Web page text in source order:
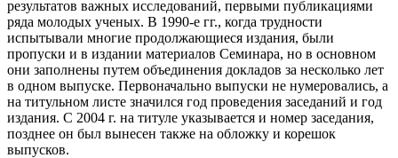
результатов важных исследований, первыми публикациями
ряда молодых ученых. В 1990-е гг., когда трудности
испытывали многие продолжающиеся издания, были
пропуски и в издании материалов Семинара, но в основном
они заполнены путем объединения докладов за несколько лет
в одном выпуске. Первоначально выпуски не нумеровались, а
на титульном листе значился год проведения заседаний и год
издания. С 2004 г. на титуле указывается и номер заседания,
позднее он был вынесен также на обложку и корешок
выпусков.